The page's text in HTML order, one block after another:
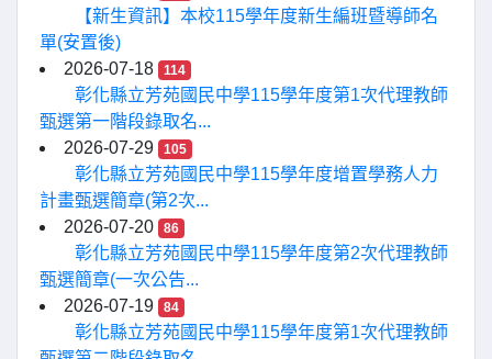
【新生資訊】本校115學年度新生編班暨導師名
單(安置後)
2026-07-18
114
彰化縣立芳苑國民中學115學年度第1次代理教師
甄選第一階段錄取名...
2026-07-29
105
彰化縣立芳苑國民中學115學年度增置學務人力
計畫甄選簡章(第2次...
2026-07-20
86
彰化縣立芳苑國民中學115學年度第2次代理教師
甄選簡章(一次公告...
2026-07-19
84
彰化縣立芳苑國民中學115學年度第1次代理教師